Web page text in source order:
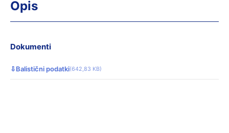
Opis
Dokumenti
⇩Balistični podatki(642,83 KB)